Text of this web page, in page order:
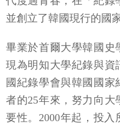
並創立了韓國現行的國
畢業於首爾大學韓國史
現為明知大學紀錄與資
國紀錄學會與韓國國
者的25年來，努力向
要性。2000年起，投